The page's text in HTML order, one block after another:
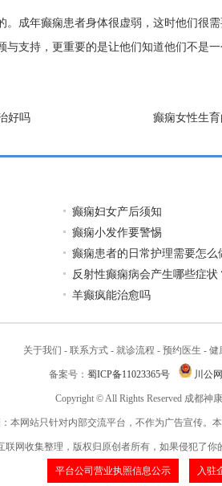
。成年癫痫患者身体很虚弱，这时他们很
与支持，更重要的是让他们知道他们不是
好吗 癫痫女性生
癫痫妇女产后须知
癫痫小发作要警惕
癫痫患者的日常护理需要怎么
反射性癫痫病会产生哪些症状
羊癫疯能治愈吗
关于我们 - 联系方式 - 就诊流程 - 预约医生 - 健
备案号： 蜀ICP备11023365号 川公
Copyright © All Rights Reserved 成都神
本网站只针对内部交流平台，不作为广告宣传。
联网收集整理，版权归原创者所有，如果侵犯了
平台公司营业执照信息公示 入驻